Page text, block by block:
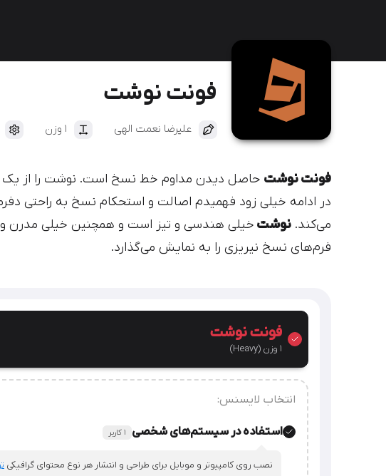
فونت نوشت
علیرضا نعمت الهی 1 وزن
فونت نوشت حاصل دیدن مداوم خط نسخ است. نوشت را از یک
در ادامه خیلی زود فهمیدم اصالت و استحکام نسخ به راحتی
می‌کند. نوشت خیلی هندسی و تیز است و همچنین خیلی مدرن
فرم‌های نسخ نیریزی را به نمایش می‌گذارد.
فونت نوشت
1 وزن (Heavy)
انتخاب لایسنس:
استفاده در سیستم‌های شخصی ۱ کاربر
نصب روی کامپیوتر و موبایل برای طراحی و انتشار هر نوع محتوای گرافیکی